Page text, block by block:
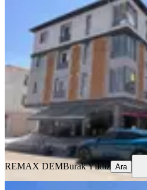
Remax
Isıtmalı
Merkez, İnönü
2+0
70 m² 3. Kat
25.000 ₺
REMAX DEMBurak Yıldız
Ara
REMAX DEMBurak Yıldız Ara